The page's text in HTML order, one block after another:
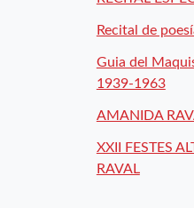
Recital de
Guia del
1939-1963
AMANIDA
XXII FESTES
RAVAL